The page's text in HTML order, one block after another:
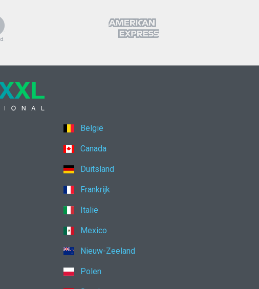
België
Canada
Duitsland
Frankrijk
Italië
Mexico
Nieuw-Zeeland
Polen